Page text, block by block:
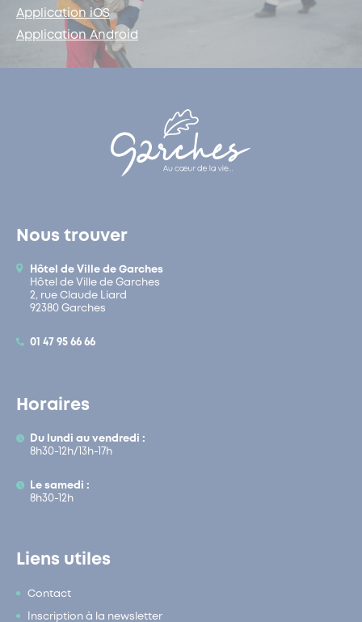
Application iOS
Application Android
Nous trouver
Hôtel de Ville de Garches
Hôtel de Ville de Garches
2, rue Claude Liard
92380 Garches
01 47 95 66 66
Horaires
Du lundi au vendredi :
8h30-12h/13h-17h
Le samedi :
8h30-12h
Liens utiles
Contact
Inscription à la newsletter